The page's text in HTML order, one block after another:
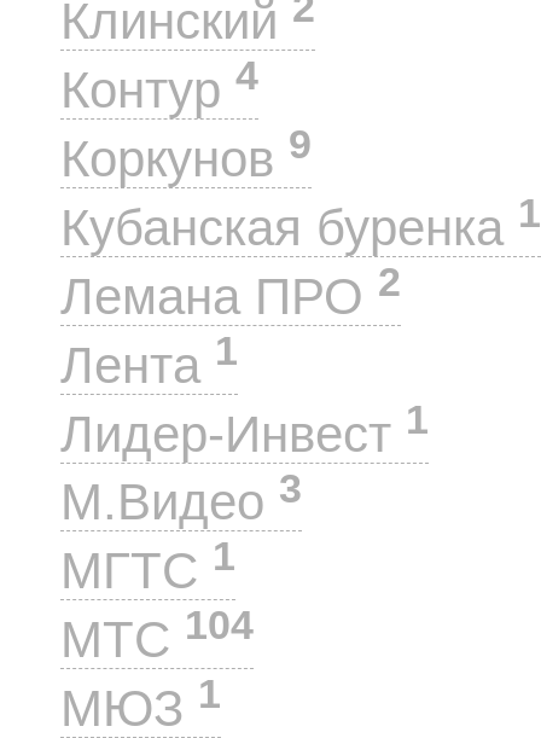
Клинский
Контур 4
Коркунов 9
Кубанская буренка 1
Лемана ПРО 2
Лента 1
Лидер-Инвест 1
М.Видео 3
МГТС 1
МТС 104
МЮЗ 1